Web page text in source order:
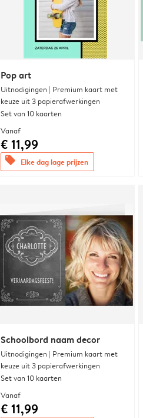
Pop art
Uitnodigingen | Premium kaart met
keuze uit 3 papierafwerkingen
Set van 10 kaarten
Vanaf
€ 11,99
offers Elke dag lage prijzen
Schoolbord naam decor
Uitnodigingen | Premium kaart met
keuze uit 3 papierafwerkingen
Set van 10 kaarten
Vanaf
€ 11,99